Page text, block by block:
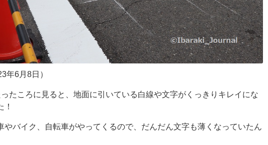
年6月8日）
たころに見ると、地面に引いている白線や文字がくっきりキレイにな
！
やバイク、自転車がやってくるので、だんだん文字も薄くなっていたん